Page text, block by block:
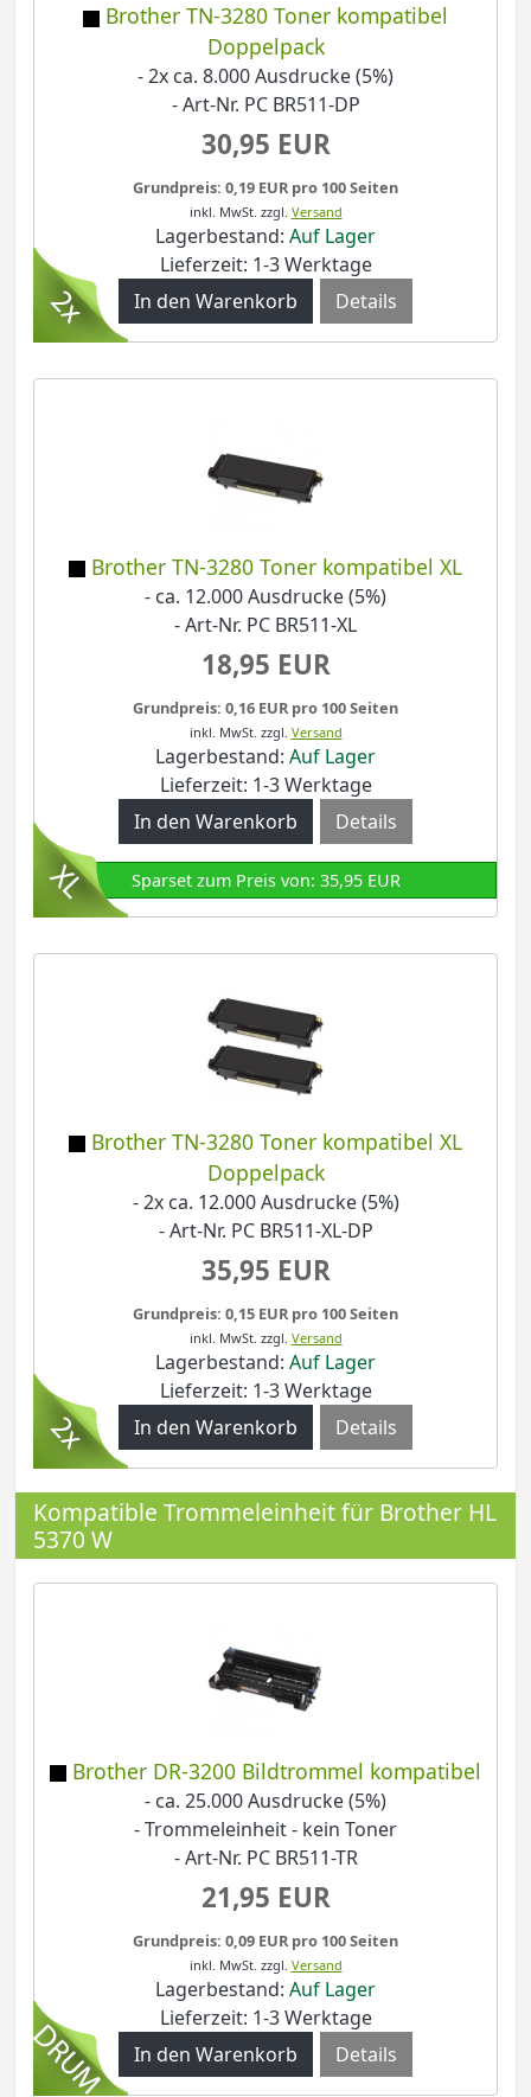
Brother TN-3280 Toner kompatibel
Doppelpack
- 2x ca. 8.000 Ausdrucke (5%)
- Art-Nr. PC BR511-DP
30,95 EUR
Grundpreis: 0,19 EUR pro 100 Seiten
inkl. MwSt. zzgl. Versand
Lagerbestand: Auf Lager
Lieferzeit: 1-3 Werktage
Details
Brother TN-3280 Toner kompatibel XL
- ca. 12.000 Ausdrucke (5%)
- Art-Nr. PC BR511-XL
18,95 EUR
Grundpreis: 0,16 EUR pro 100 Seiten
inkl. MwSt. zzgl. Versand
Lagerbestand: Auf Lager
Lieferzeit: 1-3 Werktage
Details
Sparset zum Preis von: 35,95 EUR
Brother TN-3280 Toner kompatibel XL
Doppelpack
- 2x ca. 12.000 Ausdrucke (5%)
- Art-Nr. PC BR511-XL-DP
35,95 EUR
Grundpreis: 0,15 EUR pro 100 Seiten
inkl. MwSt. zzgl. Versand
Lagerbestand: Auf Lager
Lieferzeit: 1-3 Werktage
Details
Kompatible Trommeleinheit für Brother HL
5370 W
Brother DR-3200 Bildtrommel kompatibel
- ca. 25.000 Ausdrucke (5%)
- Trommeleinheit - kein Toner
- Art-Nr. PC BR511-TR
21,95 EUR
Grundpreis: 0,09 EUR pro 100 Seiten
inkl. MwSt. zzgl. Versand
Lagerbestand: Auf Lager
Lieferzeit: 1-3 Werktage
Details